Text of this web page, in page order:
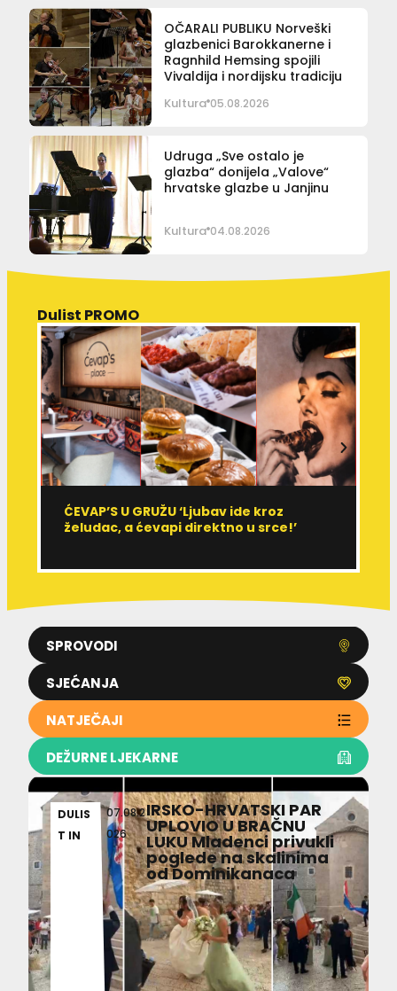
OČARALI PUBLIKU Norveški
glazbenici Barokkanerne i
Ragnhild Hemsing spojili
Vivaldija i nordijsku tradiciju
Kultura 05.08.2026
Udruga „Sve ostalo je
glazba“ donijela „Valove“
hrvatske glazbe u Janjinu
Kultura 04.08.2026
SPROVODI
SJEĆANJA
NATJEČAJI
DEŽURNE LJEKARNE
Dulist PROMO
ĆEVAP’S U GRUŽU ‘Ljubav ide kroz
želudac, a ćevapi direktno u srce!’
DULIS
T IN
07.08.2
026
IRSKO-HRVATSKI PAR
UPLOVIO U BRAČNU
LUKU Mladenci privukli
poglede na skalinima
od Dominikanaca